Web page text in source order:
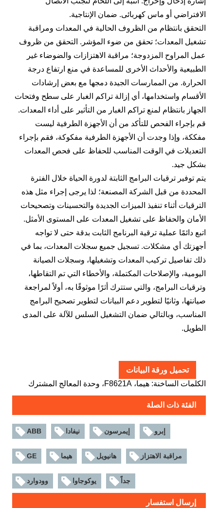
الافتراضي أو ماس كهربائى. ضمان الإنتاجية.
التحقق بانتظام من الظروف الحالية في المعدات ومراقبة
تشغيل المعدات؛ تحقق من ضوء المؤشر. التحقق من ظروف
عمل المراوح المزدوجة؛ مراقبة الاهتزازات والضوضاء غير
الطبيعية والأحداث الأخرى للمساعدة في منع ارتفاع درجة
الحرارة. من الممارسات الجيدة دمجها مع بعض إرشادات
الأقسام واستخدامها، أي إزالة تراكم الغبار على سطح وفتحات
الجهاز بانتظام لمنع تراكم الغبار من التأثير على أداء المعدات.
قم بإجراء الفحص للتأكد من أن الأجهزة الطرفية ليست
مفككة، وإذا وجدت أن الأجهزة الطرفية مفكوكة، فقم بإجراء
التعديلات في الوقت المناسب للحفاظ على فحص المعدات
بشكل جيد.
يتم توفير ترقيات البرامج الثابتة لدورة الحياة خلال الفترة
المحددة من قبل الشركة المصنعة؛ لذا يرجى إجراء مثل هذه
الترقيات أثناء تنفيذ الميزات الجديدة والتحسينات وتصحيحات
الأمان والحفاظ على تشغيل المعدات على المستوى الأمثل.
اتبع دائمًا عملية ترقية البرنامج الثابت بدقة حتى لا تواجه
أجهزتك أي مشكلات. تسجيل جميع سجلات المعدات، بما في
ذلك تفاصيل تركيب المعدات وتشغيلها، وسجلات الصيانة
اليومية، والإصلاحات المكتملة، والأخطاء التي تم التقاطها،
وترقيات البرامج، والتي ستترك أثرًا موثوقًا به، أولاً لمراجعة
صيانتها، وثانيًا لتطوير دعم البيانات لتطوير تصحيح البرامج
المناسب، وبالتالي ضمان التشغيل السلس للآلة على المدى
الطويل.
تحميل ورقة البيانات
الكلمات الساخنة: هيما، F8621A، وحدة المعالج المشترك
الفئة ذات الصلة
ABB نيفادا إيمرسون إبرو
GE هيما هانيويل مراقبة الاهتزاز
وودوارد يوكوجاوا جداً
إرسال استفسار